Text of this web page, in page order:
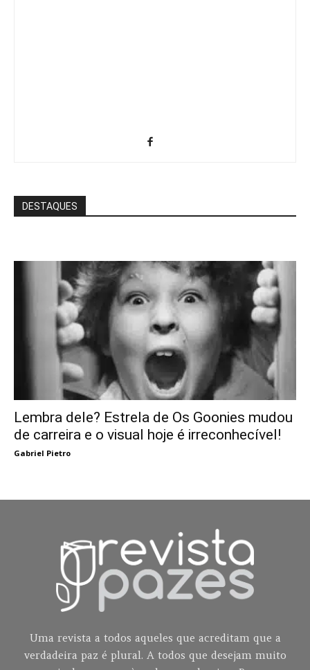
DESTAQUES
Lembra dele? Estrela de Os Goonies mudou
de carreira e o visual hoje é irreconhecível!
Gabriel Pietro
Uma revista a todos aqueles que acreditam que a
verdadeira paz é plural. A todos que desejam muito